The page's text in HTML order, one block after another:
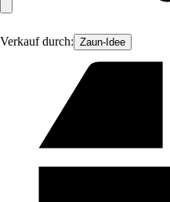
Verkauf durch: Zaun-Idee